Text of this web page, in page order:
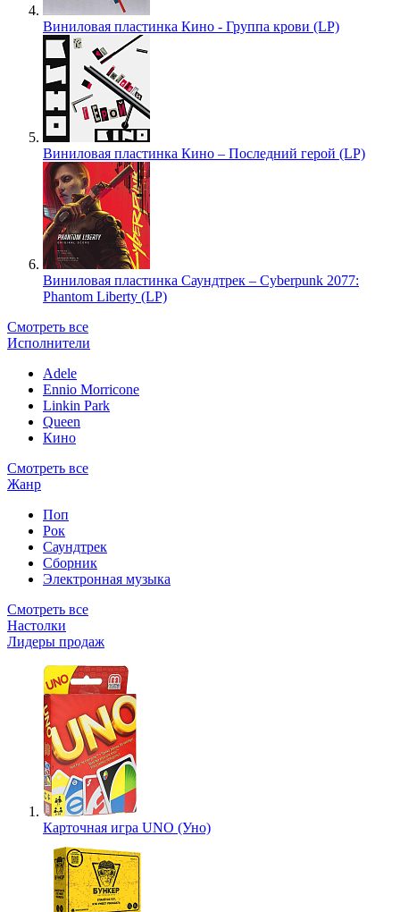
Виниловая пластинка Кино - Группа крови (LP)
Виниловая пластинка Кино – Последний герой (LP)
Виниловая пластинка Саундтрек – Cyberpunk 2077:
Phantom Liberty (LP)
Смотреть все
Исполнители
Adele
Ennio Morricone
Linkin Park
Queen
Кино
Смотреть все
Жанр
Поп
Рок
Саундтрек
Сборник
Электронная музыка
Смотреть все
Настолки
Лидеры продаж
Карточная игра UNO (Уно)